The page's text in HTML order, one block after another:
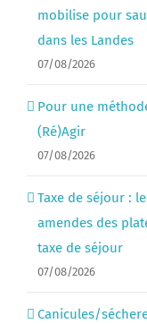
mobilise pour
dans les Landes
07/08/2026
Pour une
(Ré)Agir
07/08/2026
Taxe de séjour :
amendes des
taxe de séjour
07/08/2026
Canicules/